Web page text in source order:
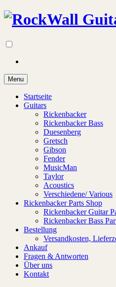
Menu
Startseite
Guitars
Rickenbacker
Rickenbacker Bass
Duesenberg
Gretsch
Gibson
Fender
MusicMan
Taylor
Acoustics
Verschiedene/ Various
Rickenbacker Parts Shop
Rickenbacker Guitar
Rickenbacker Bass
Bestellung
Versandkosten,
Ankauf
Fragen & Antworten
Über uns
Kontakt